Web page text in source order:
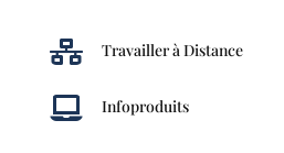
 Travailler à Distance
 Infoproduits